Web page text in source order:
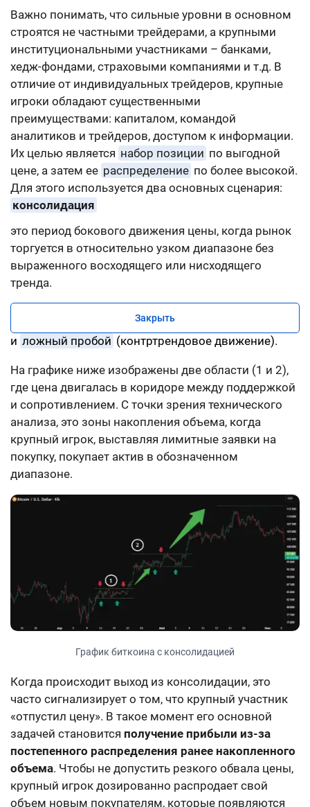
Важно понимать, что сильные уровни в основном
строятся не частными трейдерами, а крупными
институциональными участниками – банками,
хедж-фондами, страховыми компаниями и т.д. В
отличие от индивидуальных трейдеров, крупные
игроки обладают существенными
преимуществами: капиталом, командой
аналитиков и трейдеров, доступом к информации.
Их целью является набор позиции по выгодной
цене, а затем ее распределение по более высокой.
Для этого используется два основных сценария:
консолидация
это период бокового движения цены, когда рынок
торгуется в относительно узком диапазоне без
выраженного восходящего или нисходящего
тренда.
Закрыть
и ложный пробой (контртрендовое движение).
На графике ниже изображены две области (1 и 2),
где цена двигалась в коридоре между поддержкой
и сопротивлением. С точки зрения технического
анализа, это зоны накопления объема, когда
крупный игрок, выставляя лимитные заявки на
покупку, покупает актив в обозначенном
диапазоне.
График биткоина с консолидацией
Когда происходит выход из консолидации, это
часто сигнализирует о том, что крупный участник
«отпустил цену». В такое момент его основной
задачей становится получение прибыли из-за
постепенного распределения ранее накопленного
объема. Чтобы не допустить резкого обвала цены,
крупный игрок дозированно распродает свой
объем новым покупателям, которые появляются